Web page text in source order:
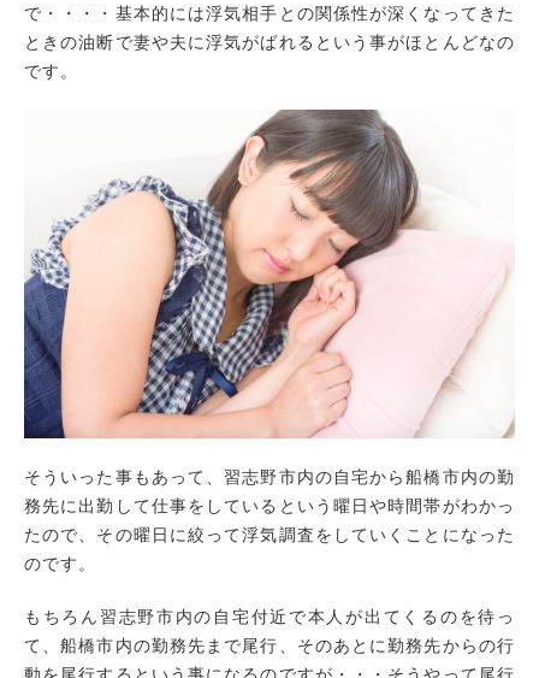
で・・・・基本的には浮気相手との関係性が深くなってきた
ときの油断で妻や夫に浮気がばれるという事がほとんどなの
です。
そういった事もあって、習志野市内の自宅から船橋市内の勤
務先に出勤して仕事をしているという曜日や時間帯がわかっ
たので、その曜日に絞って浮気調査をしていくことになった
のです。
もちろん習志野市内の自宅付近で本人が出てくるのを待っ
て、船橋市内の勤務先まで尾行、そのあとに勤務先からの行
動を尾行するという事になるのですが・・・そうやって尾行